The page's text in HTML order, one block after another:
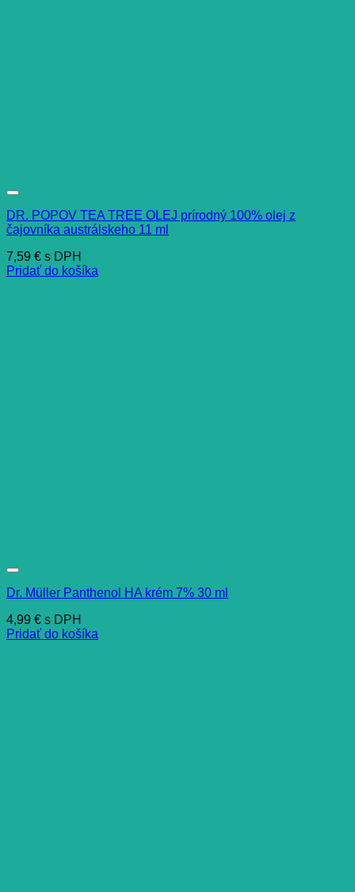
DR. POPOV TEA TREE OLEJ prírodný 100% olej z
čajovníka austrálskeho 11 ml
7,59 € s DPH
Pridať do košíka
Dr. Müller Panthenol HA krém 7% 30 ml
4,99 € s DPH
Pridať do košíka